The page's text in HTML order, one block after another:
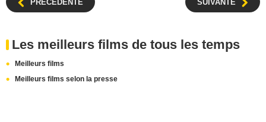
PRÉCÉDENTE SUIVANTE
Les meilleurs films de tous les temps
Meilleurs films
Meilleurs films selon la presse